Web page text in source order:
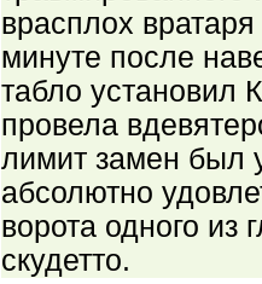
врасплох
минуте после
табло установил
провела
лимит замен был
абсолютно
ворота одного из
скудетто.